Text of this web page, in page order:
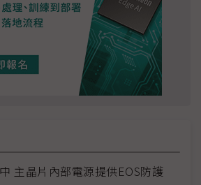
主晶片內部電源提供EOS防護